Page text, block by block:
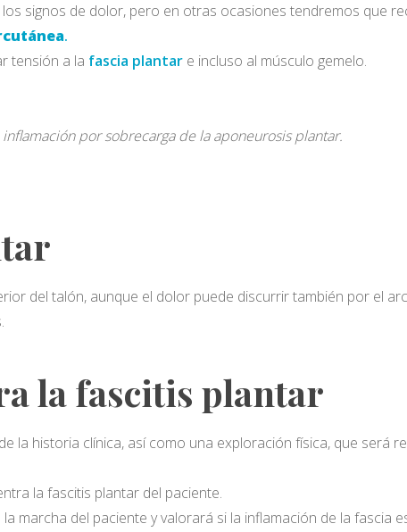
signos de dolor, pero en otras ocasiones tendremos que
.
tensión a la fascia plantar e incluso al músculo gemelo.
por sobrecarga de la aponeurosis plantar.
del talón, aunque el dolor puede discurrir también por el
la fascitis plantar
la historia clínica, así como una exploración física, que será
la fascitis plantar del paciente.
la marcha del paciente y valorará si la inflamación de la fascia